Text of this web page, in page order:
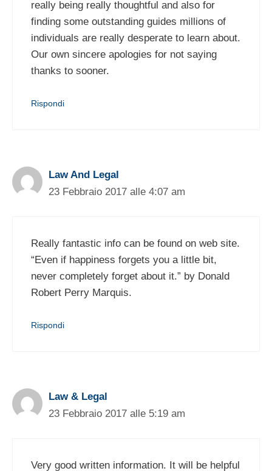
really being really thoughtful and also for
finding some outstanding guides millions of
individuals are really desperate to learn about.
Our own sincere apologies for not saying
thanks to sooner.
Rispondi
Law And Legal
23 Febbraio 2017 alle 4:07 am
Really fantastic info can be found on web site.
“Even if happiness forgets you a little bit,
never completely forget about it.” by Donald
Robert Perry Marquis.
Rispondi
Law & Legal
23 Febbraio 2017 alle 5:19 am
Very good written information. It will be helpful